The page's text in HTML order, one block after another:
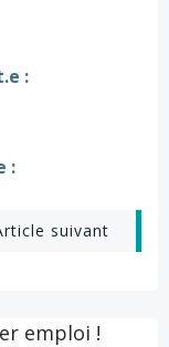
:
:
suivant
emploi !